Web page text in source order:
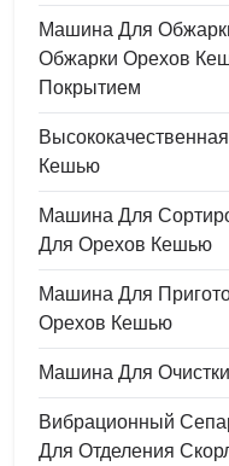
Машина Для
Обжарки Орехов
Покрытием
Кешью
Машина Для
Для Орехов Кешью
Машина Для
Орехов Кешью
Машина Для
Вибрационный
Для Отделения